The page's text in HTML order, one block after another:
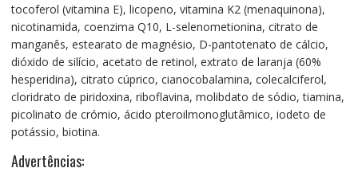
tocoferol (vitamina E), licopeno, vitamina K2 (menaquinona),
nicotinamida, coenzima Q10, L-selenometionina, citrato de
manganês, estearato de magnésio, D-pantotenato de cálcio,
dióxido de silício, acetato de retinol, extrato de laranja (60%
hesperidina), citrato cúprico, cianocobalamina, colecalciferol,
cloridrato de piridoxina, riboflavina, molibdato de sódio, tiamina,
picolinato de crómio, ácido pteroilmonoglutâmico, iodeto de
potássio, biotina.
Advertências: